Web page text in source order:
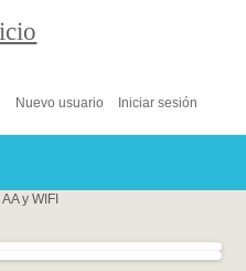
Nuevo usuario Iniciar sesión
y WIFI